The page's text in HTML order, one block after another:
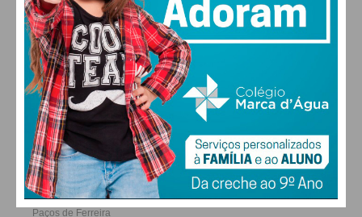
FARMACIAS DE SERVIÇO EM PAÇOS DE
FERREIRA